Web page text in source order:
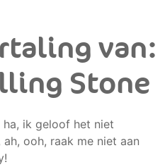
van:
Stone
ha, ik geloof het niet
ah, ooh, raak me niet aan